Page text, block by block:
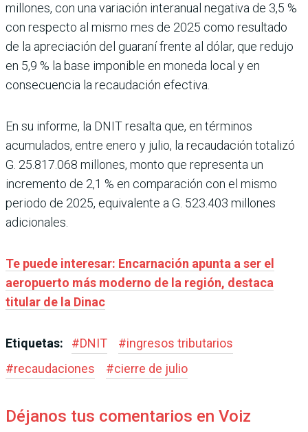
millones, con una variación interanual negativa de 3,5 %
con respecto al mismo mes de 2025 como resultado
de la apreciación del guaraní frente al dólar, que redujo
en 5,9 % la base imponible en moneda local y en
consecuencia la recaudación efectiva.
En su informe, la DNIT resalta que, en términos
acumulados, entre enero y julio, la recaudación totalizó
G. 25.817.068 millones, monto que representa un
incremento de 2,1 % en comparación con el mismo
periodo de 2025, equivalente a G. 523.403 millones
adicionales.
Te puede interesar: Encarnación apunta a ser el
aeropuerto más moderno de la región, destaca
titular de la Dinac
Etiquetas: #DNIT #ingresos tributarios
#recaudaciones #cierre de julio
Déjanos tus comentarios en Voiz